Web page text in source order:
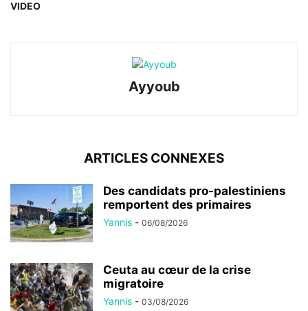
VIDEO
Ayyoub
ARTICLES CONNEXES
Des candidats pro-palestiniens
remportent des primaires
Yannis - 06/08/2026
Ceuta au cœur de la crise
migratoire
Yannis - 03/08/2026